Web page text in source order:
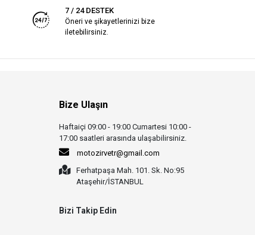
7 / 24 DESTEK
Öneri ve şikayetlerinizi bize
iletebilirsiniz.
Bize Ulaşın
Haftaiçi 09:00 - 19:00 Cumartesi 10:00 -
17:00 saatleri arasında ulaşabilirsiniz.
motozirvetr@gmail.com
Ferhatpaşa Mah. 101. Sk. No:95
Ataşehir/İSTANBUL
Bizi Takip Edin